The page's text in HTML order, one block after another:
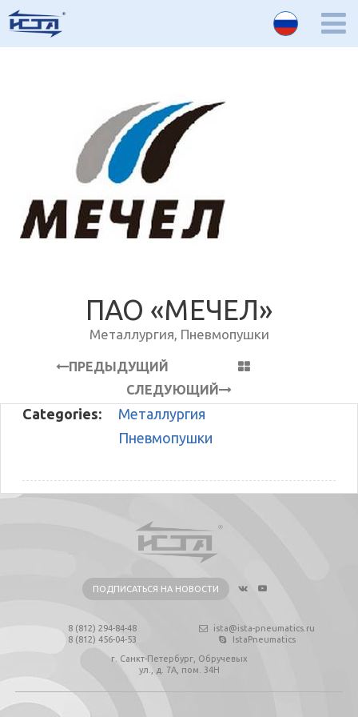
ПАО «МЕЧЕЛ»
Металлургия, Пневмопушки
ПРЕДЫДУЩИЙ
СЛЕДУЮЩИЙ
Categories:
Металлургия
Пневмопушки
ПОДПИСАТЬСЯ НА НОВОСТИ
8 (812) 294-84-48
8 (812) 456-04-53
ista@ista-pneumatics.ru
IstaPneumatics
г. Санкт-Петербург, Обручевых
ул., д. 7А, пом. 34Н